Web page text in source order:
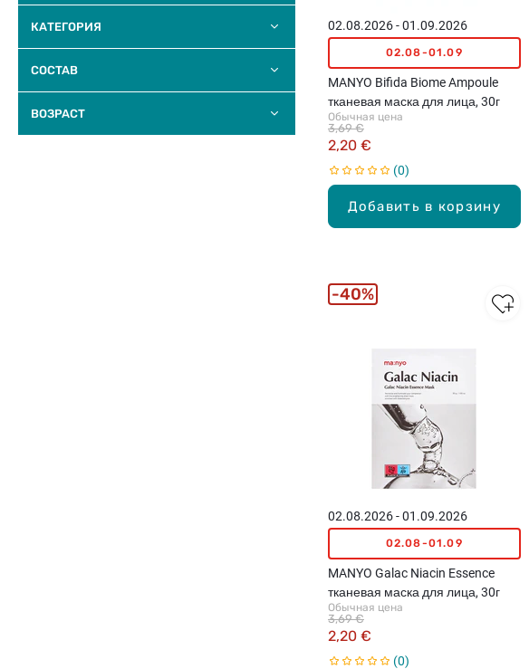
КАТЕГОРИЯ
COCTAB
BOЗPACТ
Добавить в корзину
02.08.2026 - 01.09.2026
02.08-01.09
MANYO Bifida Biome Ampoule
тканевая маска для лица, 30г
Обычная цена
2,20 €
3,69 €
0
02.08.2026 - 01.09.2026
02.08-01.09
MANYO Galac Niacin Essence
тканевая маска для лица, 30г
Обычная цена
2,20 €
3,69 €
0
40%